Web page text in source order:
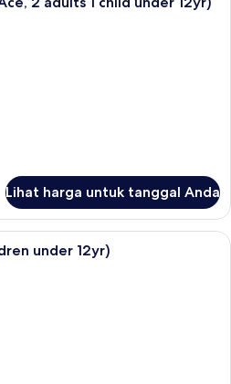
Lihat harga untuk tanggal Anda
Suite (Loft, 2 adults 2 children under
under 12yr)